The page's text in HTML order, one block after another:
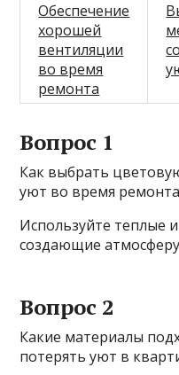
Обеспечение
хорошей
вентиляции
во время
ремонта
Вопрос 1
Как выбрать
уют во время
Используйте теплые
создающие
Вопрос 2
Какие материалы
потерять уют в